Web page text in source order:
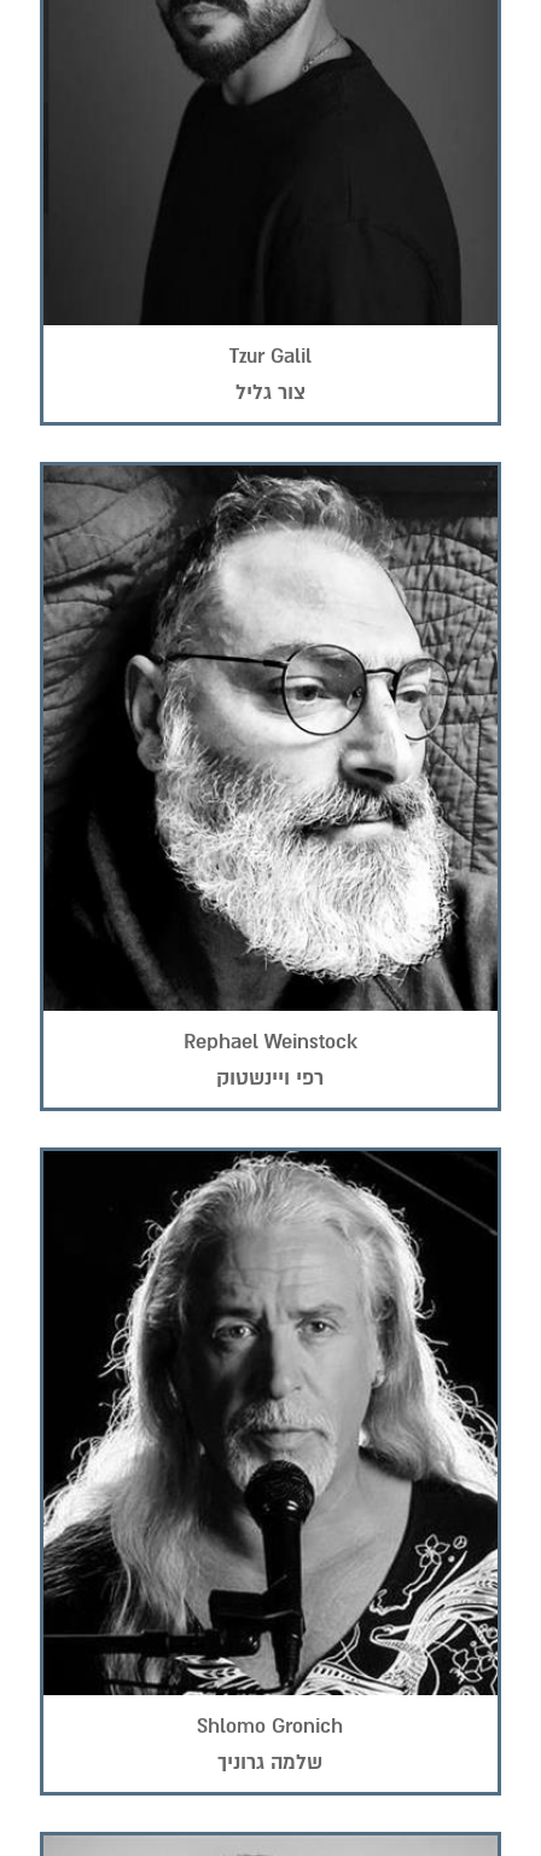
Tzur Galil
צור גליל
Rephael Weinstock
רפי ויינשטוק
Shlomo Gronich
שלמה גרוניך